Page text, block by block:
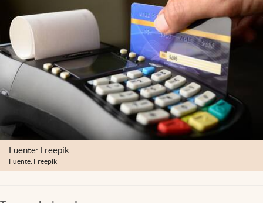
abre en nueva pestaña
México
Fuente: Freepik
Fuente: Freepik